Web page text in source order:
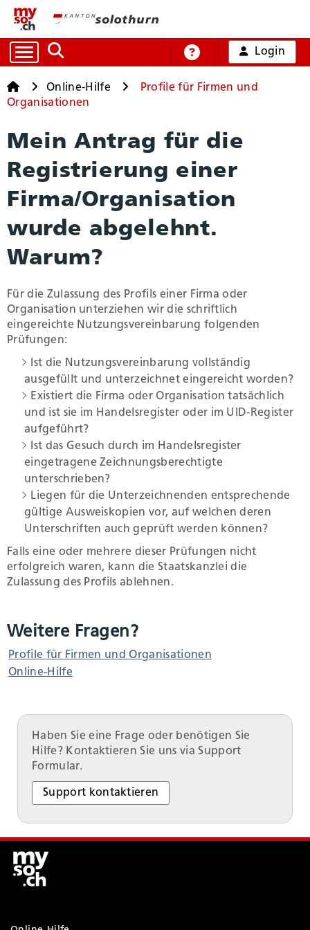
Auf die Suche zugreifen
Online-Hilfe
Login
Startseite
Alle Dienstleistungen
Arbeit und Handel
Bildung, Kultur und Sport
Gesundheit und Soziales
Mobilität und Verkehr
Umwelt und Bauen
Persönliches
Geld und Steuern
Staat, Recht und Sicherheit
Startseite
Online-Hilfe
Profile für Firmen und
Organisationen
Mein Antrag für die
Registrierung einer
Firma/Organisation
wurde abgelehnt.
Warum?
Für die Zulassung des Profils einer Firma oder
Organisation unterziehen wir die schriftlich
eingereichte Nutzungsvereinbarung folgenden
Prüfungen:
Ist die Nutzungsvereinbarung vollständig
ausgefüllt und unterzeichnet eingereicht worden?
Existiert die Firma oder Organisation tatsächlich
und ist sie im Handelsregister oder im UID-Register
aufgeführt?
Ist das Gesuch durch im Handelsregister
eingetragene Zeichnungsberechtigte
unterschrieben?
Liegen für die Unterzeichnenden entsprechende
gültige Ausweiskopien vor, auf welchen deren
Unterschriften auch geprüft werden können?
Falls eine oder mehrere dieser Prüfungen nicht
erfolgreich waren, kann die Staatskanzlei die
Zulassung des Profils ablehnen.
Weitere Fragen?
Profile für Firmen und Organisationen
Online-Hilfe
Haben Sie eine Frage oder benötigen Sie
Hilfe? Kontaktieren Sie uns via Support
Formular.
Support kontaktieren